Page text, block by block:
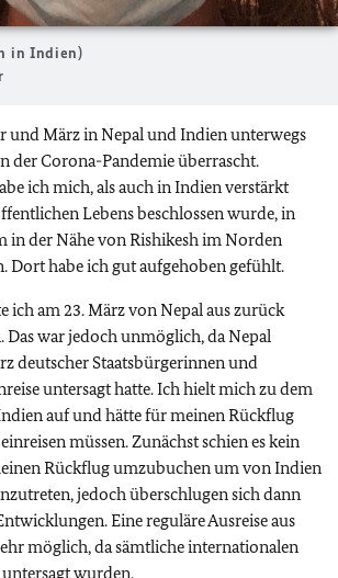
in Indien)
und März in Nepal und Indien unterwegs
der Corona-Pandemie überrascht.
ich mich, als auch in Indien verstärkt
Lebens beschlossen wurde, in
in der Nähe von Rishikesh im Norden
Dort habe ich gut aufgehoben gefühlt.
am 23. März von Nepal aus zurück
Das war jedoch unmöglich, da Nepal
deutscher Staatsbürgerinnen und
untersagt hatte. Ich hielt mich zu dem
auf und hätte für meinen Rückflug
müssen. Zunächst schien es kein
Rückflug umzubuchen um von Indien
jedoch überschlugen sich dann
Eine reguläre Ausreise aus
möglich, da sämtliche internationalen
wurden.